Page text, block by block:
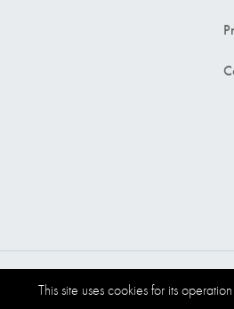
sont réservés.
This site uses cookies for its operation